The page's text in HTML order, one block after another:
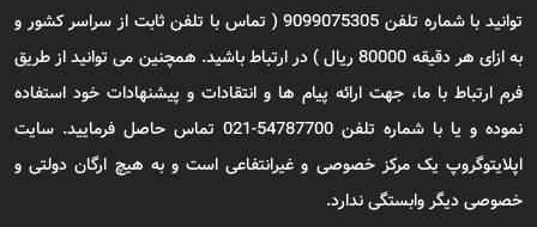
توانید با شماره تلفن 9099075305 ( تماس با تلفن ثابت از سراسر کشور و
به ازای هر دقیقه 80000 ریال ) در ارتباط باشید. همچنین می توانید از طریق
فرم ارتباط با ما، جهت ارائه پیام ها و انتقادات و پیشنهادات خود استفاده
نموده و یا با شماره تلفن 54787700-021 تماس حاصل فرمایید. سایت
اپلایتوگروپ یک مرکز خصوصی و غیرانتفاعی است و به هیچ ارگان دولتی و
خصوصی دیگر وابستگی ندارد.